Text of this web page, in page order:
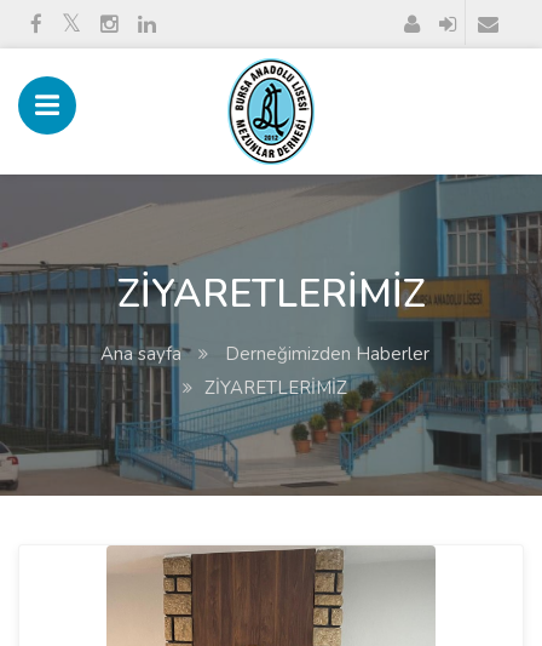
ZİYARETLERİMİZ
Ana sayfa
Derneğimizden Haberler
ZİYARETLERİMİZ